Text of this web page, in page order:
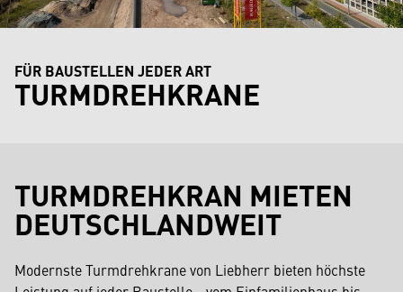
FÜR BAUSTELLEN JEDER ART
TURMDREHKRANE
TURMDREHKRAN MIETEN
DEUTSCHLANDWEIT
Modernste Turmdrehkrane von Liebherr bieten höchste